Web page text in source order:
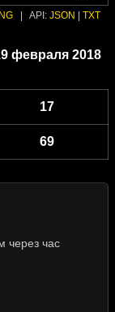
API: JSON TXT
февраля 2018
17
69
через час